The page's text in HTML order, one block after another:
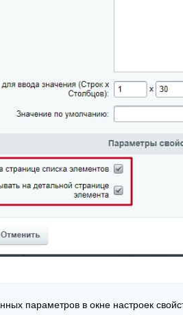
параметров в окне настроек